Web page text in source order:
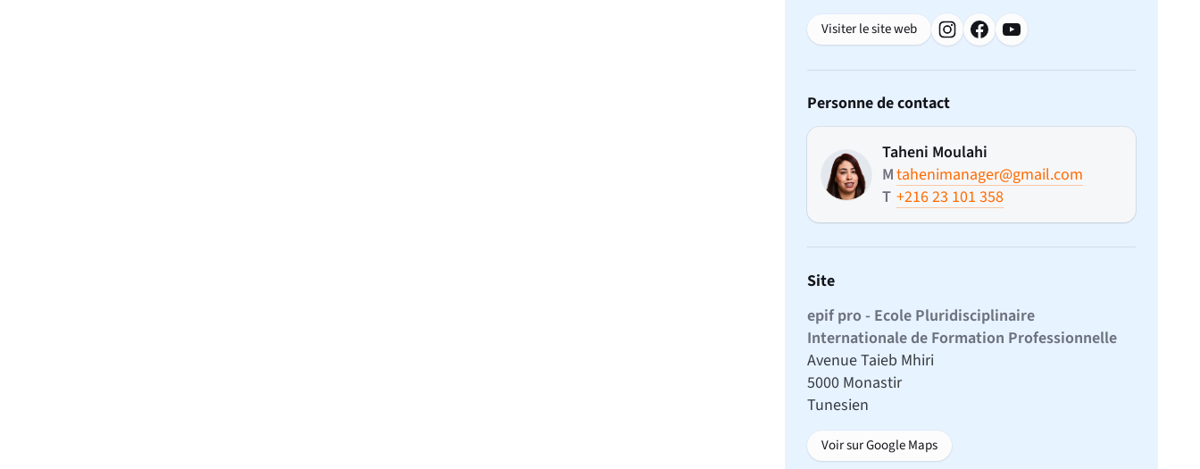
Visiter le site web
Personne de contact
Taheni Moulahi
Mtahenimanager@gmail.com
T +216 23 101 358
Site
epif pro - Ecole Pluridisciplinaire
Internationale de Formation Professionnelle
Avenue Taieb Mhiri
5000 Monastir
Tunesien
Voir sur Google Maps